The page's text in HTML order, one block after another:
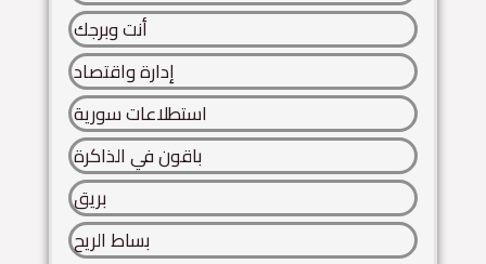
أنت وبرجك
إدارة واقتصاد
استطلاعات سورية
باقون في الذاكرة
بريق
بساط الريح